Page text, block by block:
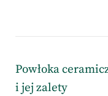
Powłoka
i jej zalety